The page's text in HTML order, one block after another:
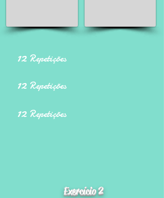
12 Repetições
12 Repetições
12 Repetições
Exercício 2